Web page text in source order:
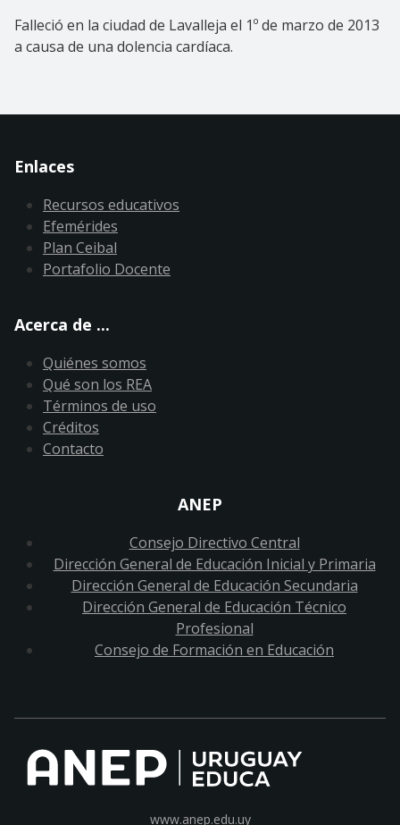
Falleció en la ciudad de Lavalleja el 1º de marzo de 2013
a causa de una dolencia cardíaca.
Enlaces
Recursos educativos
Efemérides
Plan Ceibal
Portafolio Docente
Acerca de ...
Quiénes somos
Qué son los REA
Términos de uso
Créditos
Contacto
ANEP
Consejo Directivo Central
Dirección General de Educación Inicial y Primaria
Dirección General de Educación Secundaria
Dirección General de Educación Técnico
Profesional
Consejo de Formación en Educación
www.anep.edu.uy